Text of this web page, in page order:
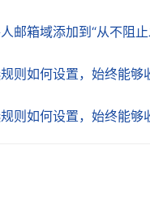
邮箱域添加到“从不阻
则如何设置，始终能够
则如何设置，始终能够